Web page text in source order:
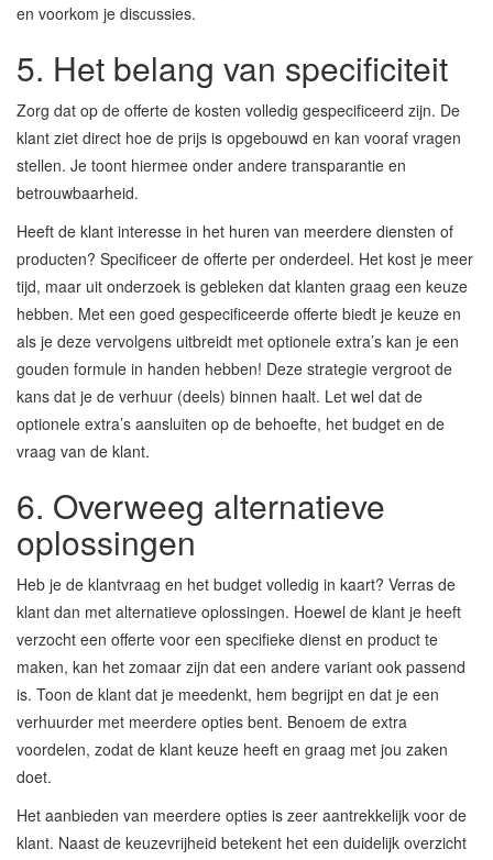
en voorkom je discussies.
5. Het belang van specificiteit
Zorg dat op de offerte de kosten volledig gespecificeerd zijn. De
klant ziet direct hoe de prijs is opgebouwd en kan vooraf vragen
stellen. Je toont hiermee onder andere transparantie en
betrouwbaarheid.
Heeft de klant interesse in het huren van meerdere diensten of
producten? Specificeer de offerte per onderdeel. Het kost je meer
tijd, maar uit onderzoek is gebleken dat klanten graag een keuze
hebben. Met een goed gespecificeerde offerte biedt je keuze en
als je deze vervolgens uitbreidt met optionele extra’s kan je een
gouden formule in handen hebben! Deze strategie vergroot de
kans dat je de verhuur (deels) binnen haalt. Let wel dat de
optionele extra’s aansluiten op de behoefte, het budget en de
vraag van de klant.
6. Overweeg alternatieve
oplossingen
Heb je de klantvraag en het budget volledig in kaart? Verras de
klant dan met alternatieve oplossingen. Hoewel de klant je heeft
verzocht een offerte voor een specifieke dienst en product te
maken, kan het zomaar zijn dat een andere variant ook passend
is. Toon de klant dat je meedenkt, hem begrijpt en dat je een
verhuurder met meerdere opties bent. Benoem de extra
voordelen, zodat de klant keuze heeft en graag met jou zaken
doet.
Het aanbieden van meerdere opties is zeer aantrekkelijk voor de
klant. Naast de keuzevrijheid betekent het een duidelijk overzicht